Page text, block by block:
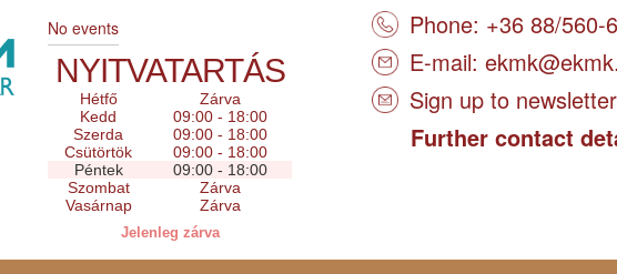
No events
NYITVATARTÁS
Hétfő
Zárva
Kedd
09:00 - 18:00
Szerda
09:00 - 18:00
Csütörtök
09:00 - 18:00
Péntek
09:00 - 18:00
Szombat
Zárva
Vasárnap
Zárva
Jelenleg zárva
Phone: +36 88/560-
E-mail:
Sign up to newsletter
Further contact